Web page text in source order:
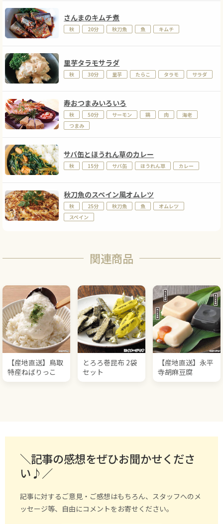
さんまのキムチ煮
秋 20分 秋刀魚 魚 キムチ
里芋タラモサラダ
秋 30分 里芋 たらこ タラモ サラダ
寿おつまみいろいろ
秋 50分 サーモン 鶏 肉
海老
つまみ
サバ缶とほうれん草のカレー
秋 15分 サバ缶 ほうれん草 カレー
秋刀魚のスペイン風オムレツ
秋 25分 秋刀魚 魚
オムレツ
スペイン
関連商品
【産地直送】鳥取
特産ねばりっこ
とろろ巻昆布 2袋
セット
【産地直送】永平
寺胡麻豆腐
＼記事の感想をぜひお聞かせくださ
い♪／
記事に対するご意見・ご感想はもちろん、スタッフへのメ
ッセージ等、自由にコメントをお寄せください。